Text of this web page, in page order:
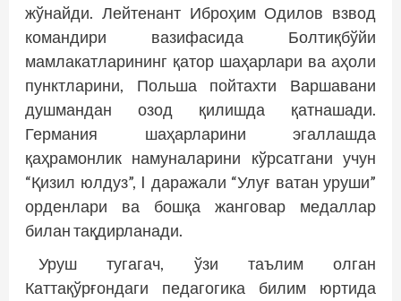
жўнайди. Лейтенант Иброҳим Одилов взвод
командири вазифасида Болтиқбўйи
мамлакатларининг қатор шаҳарлари ва аҳоли
пунктларини, Польша пойтахти Варшавани
душмандан озод қилишда қатнашади.
Германия шаҳарларини эгаллашда
қаҳрамонлик намуналарини кўрсатгани учун
“Қизил юлдуз”, I даражали “Улуғ ватан уруши”
орденлари ва бошқа жанговар медаллар
билан тақдирланади.
Уруш тугагач, ўзи таълим олган
Каттақўрғондаги педагогика билим юртида